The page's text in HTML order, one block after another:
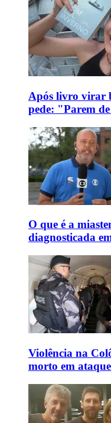
Após livro virar
pede: "Parem
O que é a
diagnosticada
Violência na
morto em